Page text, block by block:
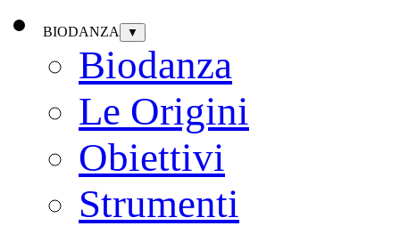
BIODANZA ▼
Biodanza
Le Origini
Obiettivi
Strumenti